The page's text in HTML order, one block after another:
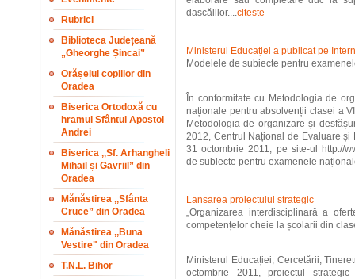
Rubrici
Biblioteca Județeană
„Gheorghe Șincai”
Orășelul copiilor din
Oradea
Biserica Ortodoxă cu
hramul Sfântul Apostol
Andrei
Biserica ,,Sf. Arhangheli
Mihail și Gavriil” din
Oradea
Mănăstirea ,,Sfânta
Cruce” din Oradea
Mănăstirea ,,Buna
Vestire" din Oradea
T.N.L. Bihor
dascălilor....citeste
Ministerul Educației a publicat pe
Modelele de subiecte pentru
În conformitate cu Metodologia de
naționale pentru absolvenții clasei a
Metodologia de organizare și
2012, Centrul Național de Evaluare
31 octombrie 2011, pe site-ul http://
de subiecte pentru examenele
Lansarea proiectului strategic
„Organizarea interdisciplinară a
competențelor cheie la școlarii din
Ministerul Educației, Cercetării,
octombrie 2011, proiectul strategic